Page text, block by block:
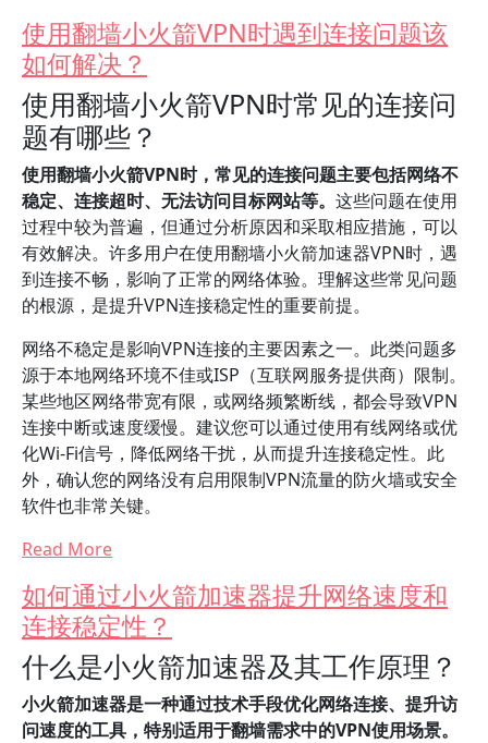
使用翻墙小火箭VPN时遇到连接问题该
如何解决？
使用翻墙小火箭VPN时常见的连接问
题有哪些？
使用翻墙小火箭VPN时，常见的连接问题主要包括网络不
稳定、连接超时、无法访问目标网站等。 这些问题在使用
过程中较为普遍，但通过分析原因和采取相应措施，可以
有效解决。许多用户在使用翻墙小火箭加速器VPN时，遇
到连接不畅，影响了正常的网络体验。理解这些常见问题
的根源，是提升VPN连接稳定性的重要前提。
网络不稳定是影响VPN连接的主要因素之一。此类问题多
源于本地网络环境不佳或ISP（互联网服务提供商）限制。
某些地区网络带宽有限，或网络频繁断线，都会导致VPN
连接中断或速度缓慢。建议您可以通过使用有线网络或优
化Wi-Fi信号，降低网络干扰，从而提升连接稳定性。此
外，确认您的网络没有启用限制VPN流量的防火墙或安全
软件也非常关键。
Read More
如何通过小火箭加速器提升网络速度和
连接稳定性？
什么是小火箭加速器及其工作原理？
小火箭加速器是一种通过技术手段优化网络连接、提升访
问速度的工具，特别适用于翻墙需求中的VPN使用场景。